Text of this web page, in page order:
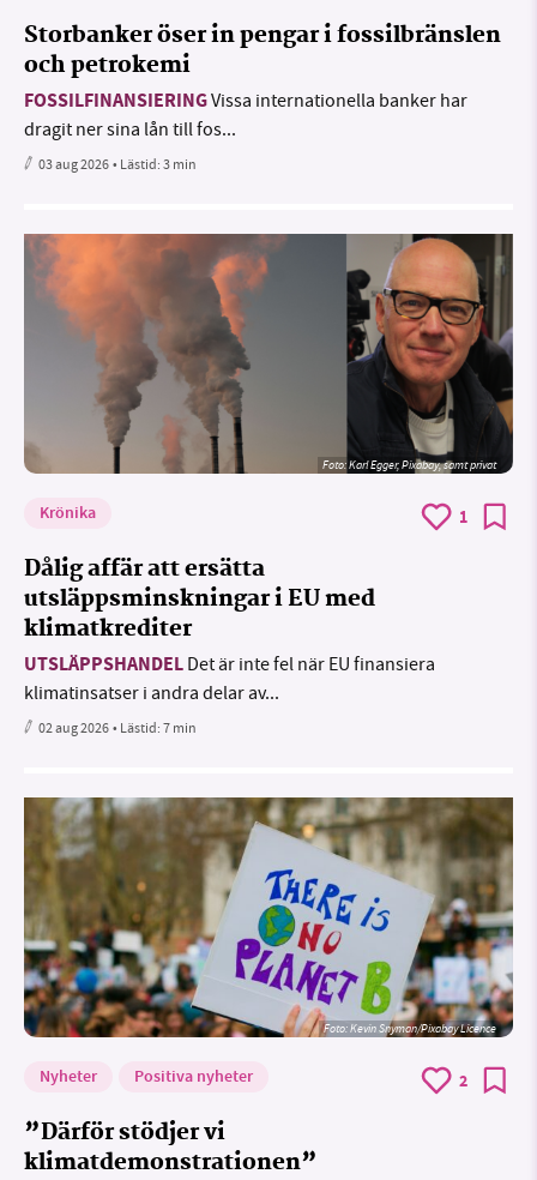
Storbanker öser in pengar i fossilbränslen
och petrokemi
FOSSILFINANSIERINGVissa internationella banker har
dragit ner sina lån till fos...
03 aug 2026• Lästid:3 min
Foto:Karl Egger, Pixabay, samt privat
Krönika 1
Dålig affär att ersätta
utsläppsminskningar i EU med
klimatkrediter
UTSLÄPPSHANDEL Det är inte fel när EU finansiera
klimatinsatser i andra delar av...
02 aug 2026• Lästid:7 min
Foto:Kevin Snyman/Pixabay Licence
Nyheter Positiva nyheter 2
”Därför stödjer vi
klimatdemonstrationen”